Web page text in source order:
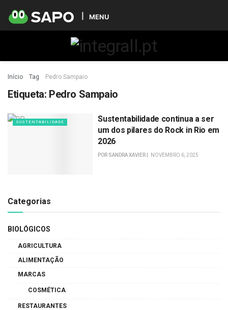
MENU
Início Tag Pedro Sampaio
Etiqueta: Pedro Sampaio
SUSTENTABILIDADE
Sustentabilidade continua a ser
um dos pilares do Rock in Rio em
2026
POR SANDRA XAVIER NOVEMBRO 6, 2025
Categorias
BIOLÓGICOS
AGRICULTURA
ALIMENTAÇÃO
MARCAS
COSMÉTICA
RESTAURANTES